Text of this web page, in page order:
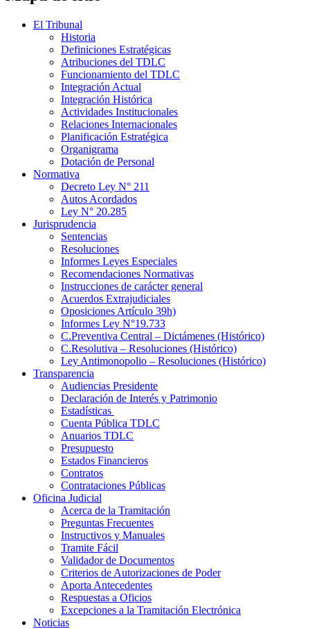
El Tribunal
Historia
Definiciones Estratégicas
Atribuciones del TDLC
Funcionamiento del TDLC
Integración Actual
Integración Histórica
Actividades Institucionales
Relaciones Internacionales
Planificación Estratégica
Organigrama
Dotación de Personal
Normativa
Decreto Ley N° 211
Autos Acordados
Ley N° 20.285
Jurisprudencia
Sentencias
Resoluciones
Informes Leyes Especiales
Recomendaciones Normativas
Instrucciones de carácter general
Acuerdos Extrajudiciales
Oposiciones Artículo 39h)
Informes Ley N°19.733
C.Preventiva Central – Dictámenes (Histórico)
C.Resolutiva – Resoluciones (Histórico)
Ley Antimonopolio – Resoluciones (Histórico)
Transparencia
Audiencias Presidente
Declaración de Interés y Patrimonio
Estadísticas
Cuenta Pública TDLC
Anuarios TDLC
Presupuesto
Estados Financieros
Contratos
Contrataciones Públicas
Oficina Judicial
Acerca de la Tramitación
Preguntas Frecuentes
Instructivos y Manuales
Tramite Fácil
Validador de Documentos
Criterios de Autorizaciones de Poder
Aporta Antecedentes
Respuestas a Oficios
Excepciones a la Tramitación Electrónica
Noticias